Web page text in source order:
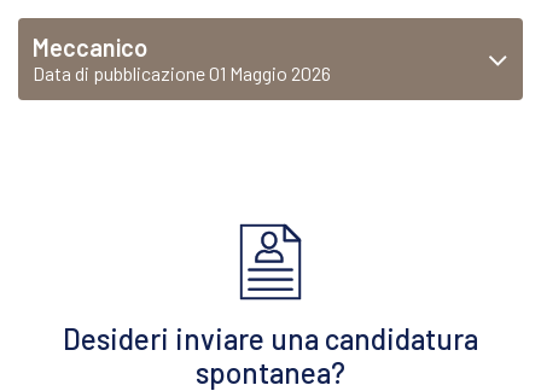
Meccanico
Data di pubblicazione 01 Maggio 2026
Desideri inviare una candidatura
spontanea?